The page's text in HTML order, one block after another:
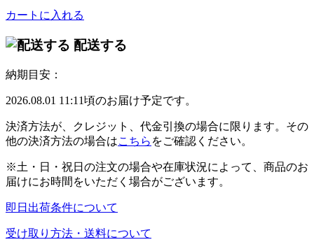
カートに入れる
配送する
納期目安：
2026.08.01 11:11頃のお届け予定です。
決済方法が、クレジット、代金引換の場合に限ります。その
他の決済方法の場合はこちら をご確認ください。
※土・日・祝日の注文の場合や在庫状況によって、商品のお
届けにお時間をいただく場合がございます。
即日出荷条件について
受け取り方法・送料について